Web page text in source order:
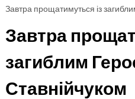
Завтра прощатимуться із
Завтра
загиблим
Ставнійчуком